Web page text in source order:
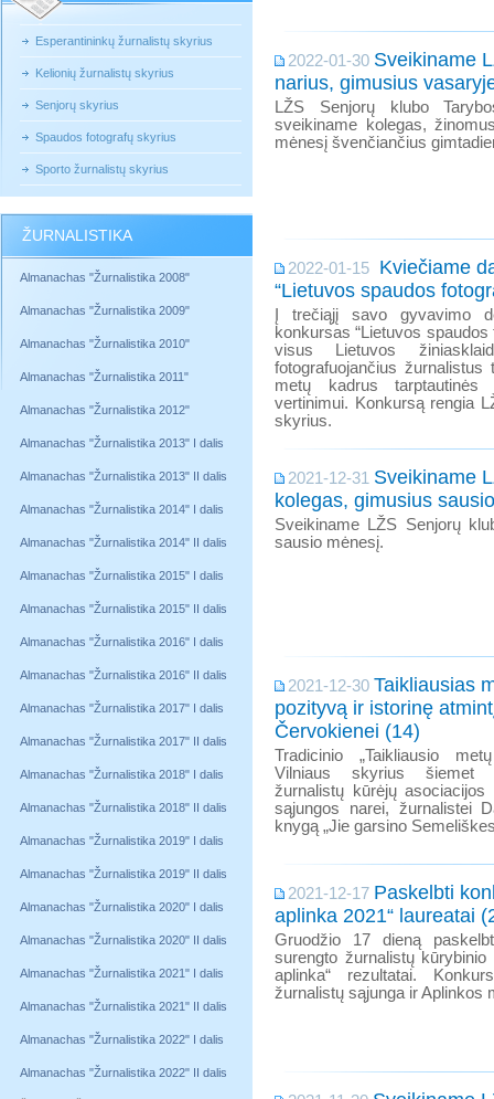
Esperantininkų žurnalistų skyrius
Kelionių žurnalistų skyrius
Senjorų skyrius
Spaudos fotografų skyrius
Sporto žurnalistų skyrius
ŽURNALISTIKA
Almanachas "Žurnalistika 2008"
Almanachas "Žurnalistika 2009"
Almanachas "Žurnalistika 2010"
Almanachas "Žurnalistika 2011"
Almanachas "Žurnalistika 2012"
Almanachas "Žurnalistika 2013" I dalis
Almanachas "Žurnalistika 2013" II dalis
Almanachas "Žurnalistika 2014" I dalis
Almanachas "Žurnalistika 2014" II dalis
Almanachas "Žurnalistika 2015" I dalis
Almanachas "Žurnalistika 2015" II dalis
Almanachas "Žurnalistika 2016" I dalis
Almanachas "Žurnalistika 2016" II dalis
Almanachas "Žurnalistika 2017" I dalis
Almanachas "Žurnalistika 2017" II dalis
Almanachas "Žurnalistika 2018" I dalis
Almanachas "Žurnalistika 2018" II dalis
Almanachas "Žurnalistika 2019" I dalis
Almanachas "Žurnalistika 2019" II dalis
Almanachas "Žurnalistika 2020" I dalis
Almanachas "Žurnalistika 2020" II dalis
Almanachas "Žurnalistika 2021" I dalis
Almanachas "Žurnalistika 2021" II dalis
Almanachas "Žurnalistika 2022" I dalis
Almanachas "Žurnalistika 2022" II dalis
2022-01-30 Sveikiname
narius, gimusius
LŽS Senjorų klubo
sveikiname kolegas,
mėnesį švenčiančius
2022-01-15
Kviečiame
“Lietuvos spaudos
Į trečiąjį savo gyvavimo
konkursas “Lietuvos
visus Lietuvos
fotografuojančius žurnalistus
metų kadrus tarptautinės
vertinimui. Konkursą rengia
skyrius.
2021-12-31 Sveikiname
kolegas, gimusius
Sveikiname LŽS Senjorų
sausio mėnesį.
2021-12-30 Taikliausias
pozityvą ir istorinę
Červokienei (14)
Tradicinio „Taikliausio
Vilniaus skyrius šiemet
žurnalistų kūrėjų
sąjungos narei, žurnalistei
knygą „Jie garsino
2021-12-17 Paskelbti
aplinka 2021“ laureatai
Gruodžio 17 dieną
surengto žurnalistų
aplinka“ rezultatai.
žurnalistų sąjunga ir Aplinkos